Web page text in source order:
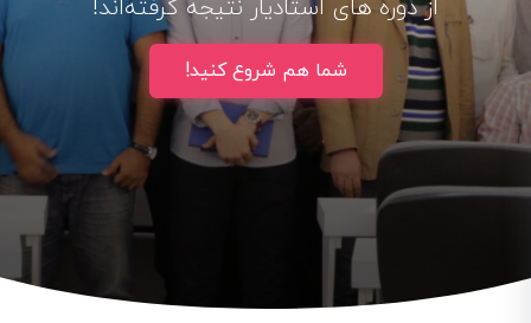
از دوره های استادیار نتیجه گرفته‌اند!
شما هم شروع کنید!